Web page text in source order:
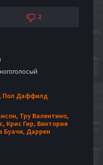
2
, Пол Даффилд
Тру Валентино,
Крис Гир, Виктория
Буачи, Даррен